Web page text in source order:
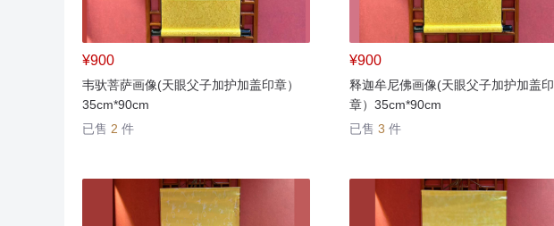
¥900
韦驮菩萨画像(天眼父子加护加盖印章）
35cm*90cm
已售 2 件
¥900
释迦牟尼佛画像(天眼父子加护加盖印
章）35cm*90cm
已售 3 件